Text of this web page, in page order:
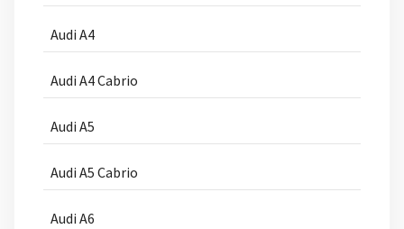
Audi A4
Audi A4 Cabrio
Audi A5
Audi A5 Cabrio
Audi A6